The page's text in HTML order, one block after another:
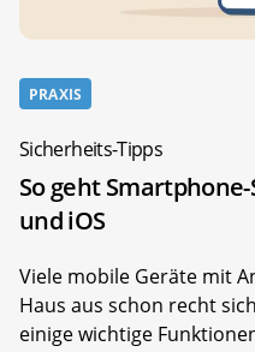
PRAXIS
Sicherheits-Tipps
So geht
und iOS
Viele mobile Geräte mit
Haus aus schon recht
einige wichtige